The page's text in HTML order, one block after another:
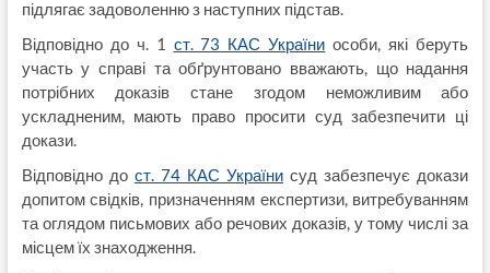
підлягає задоволенню з наступних підстав.
Відповідно до ч. 1 ст. 73 КАС України особи, які беруть
участь у справі та обґрунтовано вважають, що надання
потрібних доказів стане згодом неможливим або
ускладненим, мають право просити суд забезпечити ці
докази.
Відповідно до ст. 74 КАС України суд забезпечує докази
допитом свідків, призначенням експертизи, витребуванням
та оглядом письмових або речових доказів, у тому числі за
місцем їх знаходження.